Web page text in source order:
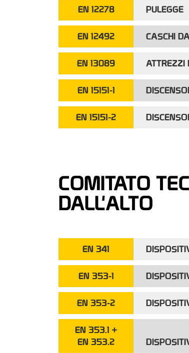
EN 12278 PULEGGE
EN 12492 CASCHI
EN 13089 ATTREZZI
EN 15151-1
EN 15151-2
COMITATO
DALL'ALTO
EN 341
EN 353-1
EN 353-2
EN 353.1 +
EN 353.2